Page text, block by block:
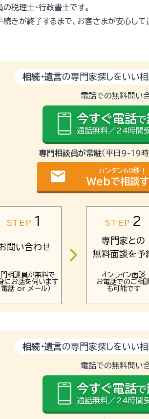
税理士・行政書士です。
続きが終了するまで、お客さまが安心し
相続・遺言の専門家探しをいい
電話での無料問い
今すぐ電話で
通話無料／24時間
専門相談員が常駐（平日9-19
email カンタン60秒！
Webで相談
STEP 1
問い合わせ
相談員が無料で
にお話を伺います
電話 or メール）
STEP 2
専門家との
無料面談を予
オンライン面談
お電話でのご相
も可能です
相続・遺言の専門家探しをいい
電話での無料問い
今すぐ電話で
通話無料／24時間